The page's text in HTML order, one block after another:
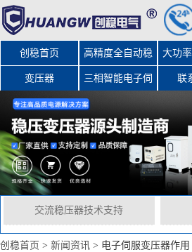
创稳首页 高精度全自动稳
压器
大功
力
变压器 三相智能电子伺 联
交流稳压器技术支持
创稳首页 > 新闻资讯 > 电子伺服变压器作用